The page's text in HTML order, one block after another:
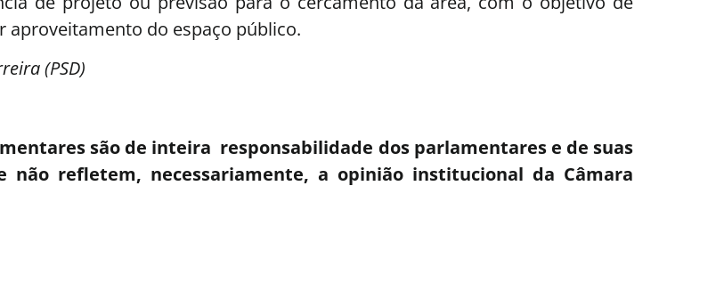
aproveitamento do espaço público.
(PSD)
são de inteira responsabilidade dos parlamentares e de suas
não refletem, necessariamente, a opinião institucional da Câmara